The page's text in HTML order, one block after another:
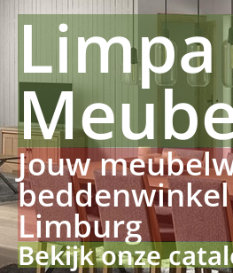
Limpa
Jouw
Limburg
Bekijk onze